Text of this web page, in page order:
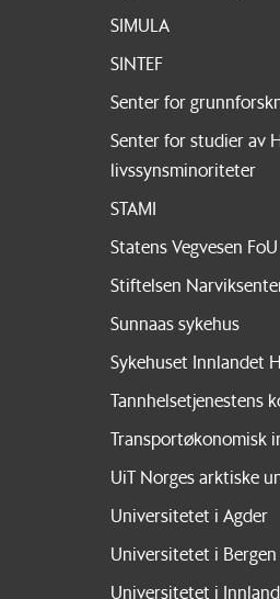
SIMULA
SINTEF
Senter for
Senter for studier av
livssynsminoriteter
STAMI
Statens Vegvesen FoU
Stiftelsen
Sunnaas sykehus
Sykehuset Innlandet
Tannhelsetjenestens
Transportøkonomisk
UiT Norges arktiske
Universitetet i Agder
Universitetet i Bergen
Universitetet i